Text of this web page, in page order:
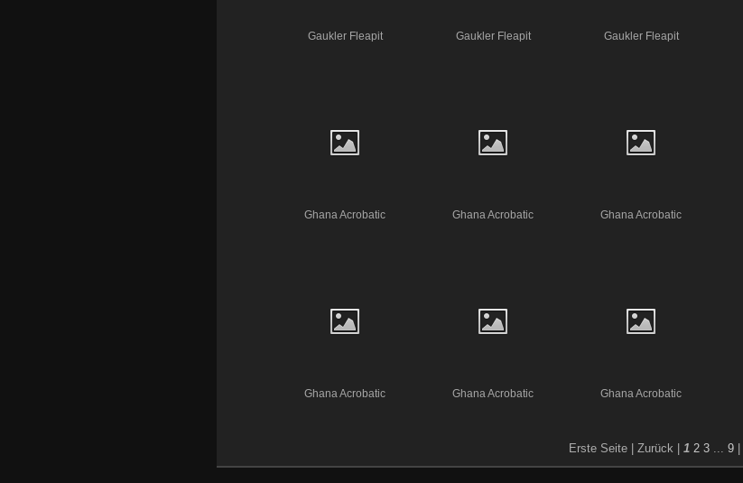
Gaukler Fleapit Gaukler Fleapit Gaukler Fleapit
Ghana Acrobatic Ghana Acrobatic Ghana Acrobatic
Ghana Acrobatic Ghana Acrobatic Ghana Acrobatic
Erste Seite | Zurück | 1 2 3... 9